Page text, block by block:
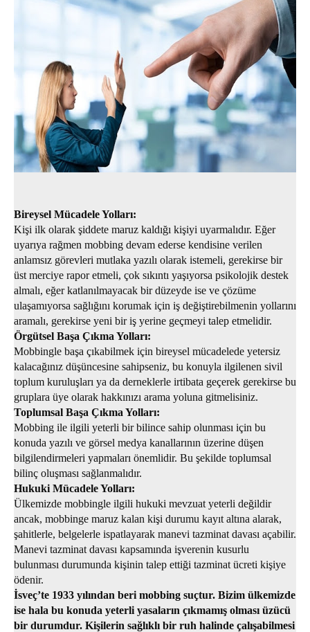
Bireysel Mücadele Yolları:
Kişi ilk olarak şiddete maruz kaldığı kişiyi uyarmalıdır. Eğer
uyarıya rağmen mobbing devam ederse kendisine verilen
anlamsız görevleri mutlaka yazılı olarak istemeli, gerekirse bir
üst merciye rapor etmeli, çok sıkıntı yaşıyorsa psikolojik destek
almalı, eğer katlanılmayacak bir düzeyde ise ve çözüme
ulaşamıyorsa sağlığını korumak için iş değiştirebilmenin yollarını
aramalı, gerekirse yeni bir iş yerine geçmeyi talep etmelidir.
Örgütsel Başa Çıkma Yolları:
Mobbingle başa çıkabilmek için bireysel mücadelede yetersiz
kalacağınız düşüncesine sahipseniz, bu konuyla ilgilenen sivil
toplum kuruluşları ya da derneklerle irtibata geçerek gerekirse bu
gruplara üye olarak hakkınızı arama yoluna gitmelisiniz.
Toplumsal Başa Çıkma Yolları:
Mobbing ile ilgili yeterli bir bilince sahip olunması için bu
konuda yazılı ve görsel medya kanallarının üzerine düşen
bilgilendirmeleri yapmaları önemlidir. Bu şekilde toplumsal
bilinç oluşması sağlanmalıdır.
Hukuki Mücadele Yolları:
Ülkemizde mobbingle ilgili hukuki mevzuat yeterli değildir
ancak, mobbinge maruz kalan kişi durumu kayıt altına alarak,
şahitlerle, belgelerle ispatlayarak manevi tazminat davası açabilir.
Manevi tazminat davası kapsamında işverenin kusurlu
bulunması durumunda kişinin talep ettiği tazminat ücreti kişiye
ödenir.
İsveç’te 1933 yılından beri mobbing suçtur. Bizim ülkemizde
ise hala bu konuda yeterli yasaların çıkmamış olması üzücü
bir durumdur. Kişilerin sağlıklı bir ruh halinde çalışabilmesi